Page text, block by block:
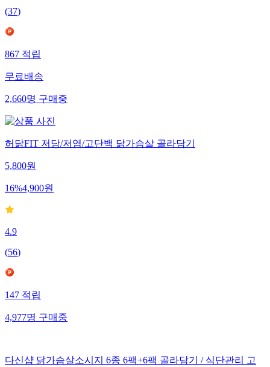
(37)
867 적립
무료배송
2,660명 구매중
허닭FIT 저당/저염/고단백 닭가슴살 골라담기
5,800원
16%4,900원
4.9
(56)
147 적립
4,977명 구매중
다신샵 닭가슴살소시지 6종 6팩+6팩 골라담기 / 식단관리 고